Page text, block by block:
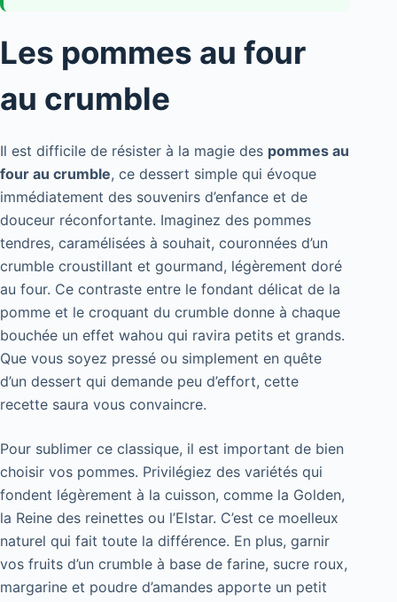
Les pommes au four
au crumble
Il est difficile de résister à la magie des pommes au
four au crumble, ce dessert simple qui évoque
immédiatement des souvenirs d’enfance et de
douceur réconfortante. Imaginez des pommes
tendres, caramélisées à souhait, couronnées d’un
crumble croustillant et gourmand, légèrement doré
au four. Ce contraste entre le fondant délicat de la
pomme et le croquant du crumble donne à chaque
bouchée un effet wahou qui ravira petits et grands.
Que vous soyez pressé ou simplement en quête
d’un dessert qui demande peu d’effort, cette
recette saura vous convaincre.
Pour sublimer ce classique, il est important de bien
choisir vos pommes. Privilégiez des variétés qui
fondent légèrement à la cuisson, comme la Golden,
la Reine des reinettes ou l’Elstar. C’est ce moelleux
naturel qui fait toute la différence. En plus, garnir
vos fruits d’un crumble à base de farine, sucre roux,
margarine et poudre d’amandes apporte un petit